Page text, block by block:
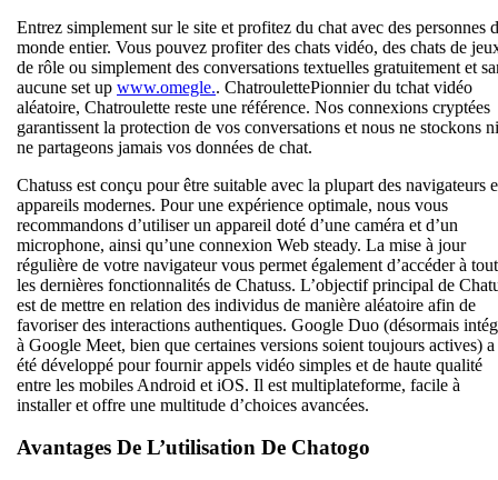
Entrez simplement sur le site et profitez du chat avec des personnes
monde entier. Vous pouvez profiter des chats vidéo, des chats de
de rôle ou simplement des conversations textuelles gratuitement et
aucune set up www.omegle.. ChatroulettePionnier du tchat vidéo
aléatoire, Chatroulette reste une référence. Nos connexions cryptées
garantissent la protection de vos conversations et nous ne stockons ni
ne partageons jamais vos données de chat.
Chatuss est conçu pour être suitable avec la plupart des navigateurs
appareils modernes. Pour une expérience optimale, nous vous
recommandons d’utiliser un appareil doté d’une caméra et d’un
microphone, ainsi qu’une connexion Web steady. La mise à jour
régulière de votre navigateur vous permet également d’accéder à
les dernières fonctionnalités de Chatuss. L’objectif principal de
est de mettre en relation des individus de manière aléatoire afin de
favoriser des interactions authentiques. Google Duo (désormais
à Google Meet, bien que certaines versions soient toujours actives) a
été développé pour fournir appels vidéo simples et de haute qualité
entre les mobiles Android et iOS. Il est multiplateforme, facile à
installer et offre une multitude d’choices avancées.
Avantages De L’utilisation De Chatogo